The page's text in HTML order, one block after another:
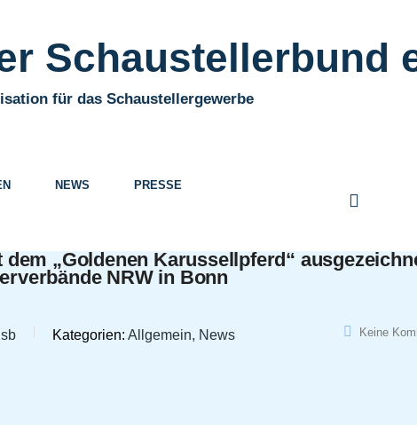
Schaustellerbund
für das Schaustellergewerbe
NEWS PRESSE
„Goldenen Karussellpferd“
NRW in Bonn
Kategorien: Allgemein, News Keine